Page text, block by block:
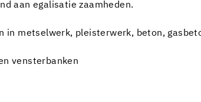
aan egalisatie zaamheden.
in metselwerk, pleisterwerk, beton,
vensterbanken